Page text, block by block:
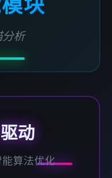
块
分析
动
算法优化